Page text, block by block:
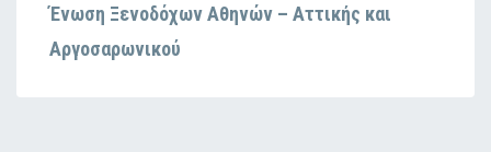
Ένωση Ξενοδόχων Αθηνών – Αττικής και
Αργοσαρωνικού